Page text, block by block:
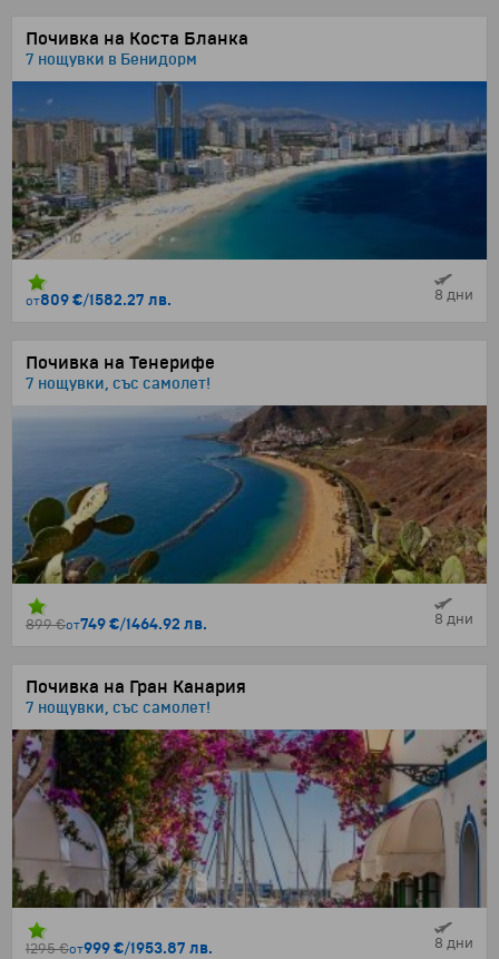
Почивка на Коста Бланка
7 нощувки в Бенидорм
от809 €/1582.27 лв. 8 дни
Почивка на Тенерифе
7 нощувки, със самолет!
899 €от749 €/1464.92 лв. 8 дни
Почивка на Гран Канария
7 нощувки, със самолет!
1295 €от999 €/1953.87 лв. 8 дни